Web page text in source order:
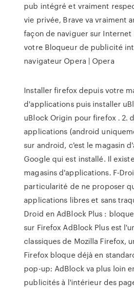
pub intégré et vraiment
vie privée, Brave va vraiment
façon de naviguer sur Internet
votre Bloqueur de publicité
navigateur Opera | Opera
Installer firefox depuis votre
d'applications puis installer
uBlock Origin pour firefox . 2.
applications (android
sur android, c'est le magasin
Google qui est installé. Il
magasins d'applications. F-
particularité de ne proposer
applications libres et sans
Droid en AdBlock Plus :
sur Firefox AdBlock Plus est
classiques de Mozilla Firefox,
Firefox bloque déjà en
pop-up: AdBlock va plus loin
publicités à l'intérieur des